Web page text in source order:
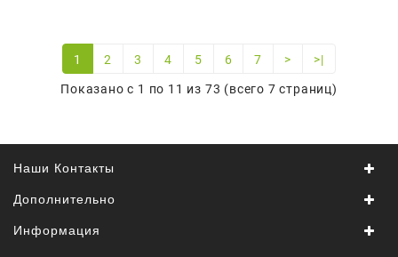
1 2 3 4 5 6 7 > >|
Показано с 1 по 11 из 73 (всего 7 страниц)
Наши Контакты
Дополнительно
Информация